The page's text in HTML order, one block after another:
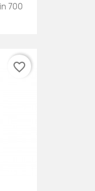
700
favorite_border